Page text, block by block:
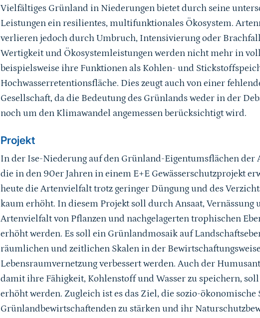
Vielfältiges Grünland in Niederungen bietet durch seine
Leistungen ein resilientes, multifunktionales Ökosystem.
verlieren jedoch durch Umbruch, Intensivierung oder
Wertigkeit und Ökosystemleistungen werden nicht mehr in
beispielsweise ihre Funktionen als Kohlen- und
Hochwasserretentionsfläche. Dies zeugt auch von einer
Gesellschaft, da die Bedeutung des Grünlands weder in der
noch um den Klimawandel angemessen berücksichtigt wird.
Projekt
In der Ise-Niederung auf den Grünland-Eigentumsflächen der
die in den 90er Jahren in einem E+E Gewässerschutzprojekt
heute die Artenvielfalt trotz geringer Düngung und des
kaum erhöht. In diesem Projekt soll durch Ansaat, Vernässung
Artenvielfalt von Pflanzen und nachgelagerten trophischen
erhöht werden. Es soll ein Grünlandmosaik auf
räumlichen und zeitlichen Skalen in der
Lebensraumvernetzung verbessert werden. Auch der
damit ihre Fähigkeit, Kohlenstoff und Wasser zu speichern,
erhöht werden. Zugleich ist es das Ziel, die sozio-
Grünlandbewirtschaftenden zu stärken und ihr